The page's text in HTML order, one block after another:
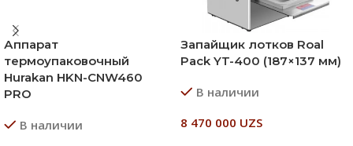
Аппарат
термоупаковочный
Hurakan HKN-CNW460
PRO
В наличии
Запайщик лотков Roal
Pack YT-400 (187×137 мм)
В наличии
8 470 000 UZS